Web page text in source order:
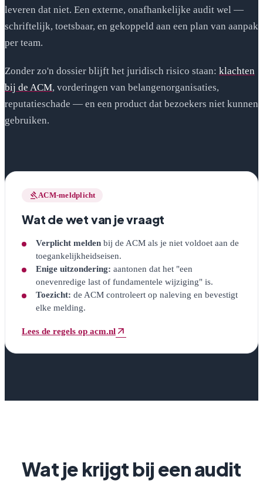
leveren dat niet. Een externe, onafhankelijke audit wel —
schriftelijk, toetsbaar, en gekoppeld aan een plan van aanpak
per team.
Zonder zo'n dossier blijft het juridisch risico staan: klachten
bij de ACM(opent in nieuw venster)
, vorderingen van belangenorganisaties,
reputatieschade — en een product dat bezoekers niet kunnen
gebruiken.
gavelACM-meldplicht
Wat de wet van je vraagt
Verplicht melden bij de ACM als je niet voldoet aan de
toegankelijkheidseisen.
Enige uitzondering: aantonen dat het "een
onevenredige last of fundamentele wijziging" is.
Toezicht: de ACM controleert op naleving en bevestigt
elke melding.
Lees de regels op acm.nl
(opent in nieuw venster) arrow_outward
Wat je krijgt bij een audit